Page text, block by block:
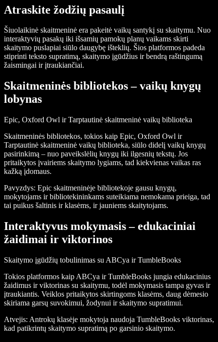
Atraskite žodžių pasaulį
Šiuolaikinė skaitmeninė era pakeitė vaikų santykį su skaitymu. Nuo
interaktyvių pasakų iki išsamių pamokų planų vaikams skirti
skaitymo puslapiai siūlo daugybę išteklių. Šios platformos padeda
stiprinti teksto supratimą, skaitymo įgūdžius ir bendrą raštingumą
žaismingai ir įtraukiančiai.
Skaitmeninės bibliotekos – vaikų knygų
lobynas
Epic, Oxford Owl ir Tarptautinė skaitmeninė vaikų biblioteka
Skaitmeninės bibliotekos, tokios kaip Epic, Oxford Owl ir
Tarptautinė skaitmeninė vaikų biblioteka, siūlo didelį vaikų knygų
pasirinkimą – nuo paveikslėlių knygų iki ilgesnių tekstų. Jos
pritaikytos įvairiems skaitymo lygiams, tad kiekvienas vaikas ras
kažką įdomaus.
Pavyzdys: Epic skaitmeninėje bibliotekoje gausu knygų,
mokytojams ir bibliotekininkams suteikiama nemokama prieiga, tad
tai puikus šaltinis ir klasėms, ir jauniems skaitytojams.
Interaktyvus mokymasis – edukaciniai
žaidimai ir viktorinos
Skaitymo įgūdžių tobulinimas su ABCya ir TumbleBooks
Tokios platformos kaip ABCya ir TumbleBooks jungia edukacinius
žaidimus ir viktorinas su skaitymu, todėl mokymasis tampa gyvas ir
įtraukiantis. Veiklos pritaikytos skirtingoms klasėms, daug dėmesio
skiriama garsų suvokimui, žodynui ir skaitymo supratimui.
Atvejis: Antrokų klasėje mokytoja naudoja TumbleBooks viktorinas,
kad patikrintų skaitymo supratimą po garsinio skaitymo.